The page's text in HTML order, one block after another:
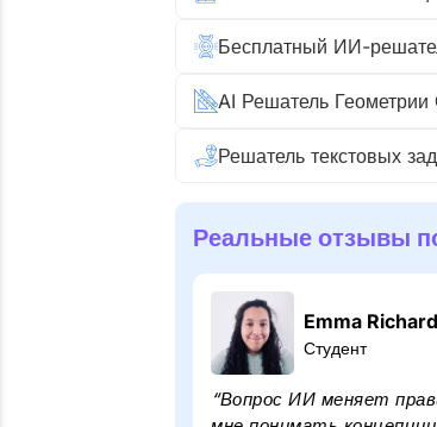
AI Решатель Геометрии
Реальные отзывы
Emma
Студент
“Вопрос ИИ меняет